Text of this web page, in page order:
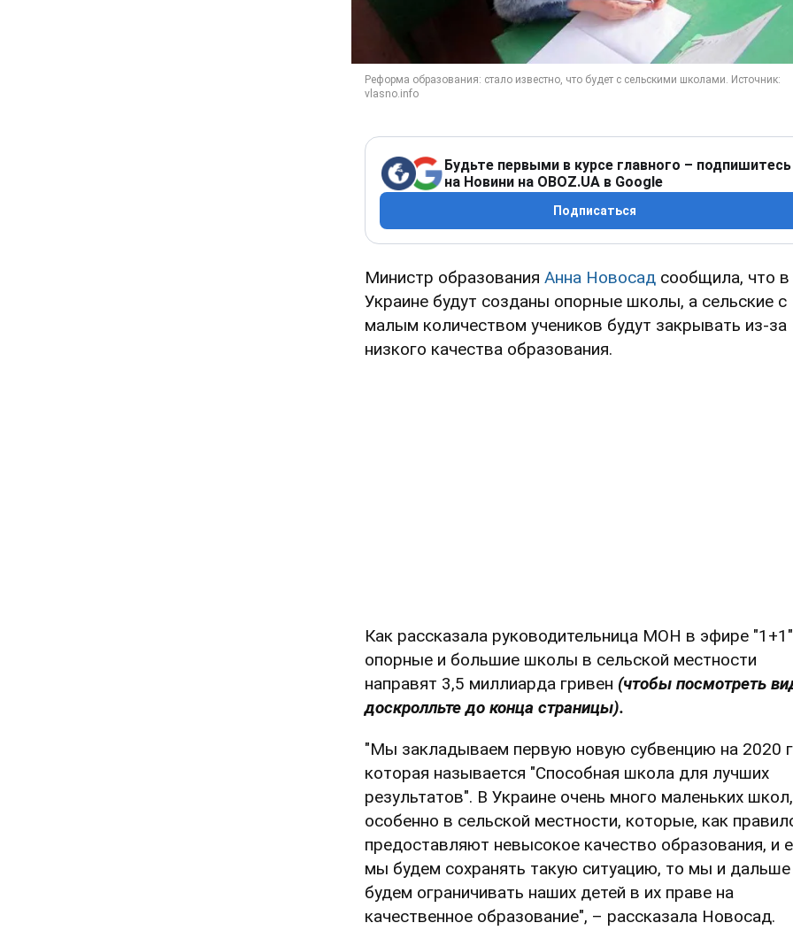
Будьте первыми в курсе главного – подпишитесь
на Новини на OBOZ.UA в Google
Подписаться
Министр образования Анна Новосад сообщила, что в
Украине будут созданы опорные школы, а сельские с
малым количеством учеников будут закрывать из-за
низкого качества образования.
Как рассказала руководительница МОН в эфире
опорные и большие школы в сельской местности
направят 3,5 миллиарда гривен (чтобы посмотреть
доскролльте до конца страницы).
"Мы закладываем первую новую субвенцию на 2020
которая называется "Способная школа для лучших
результатов". В Украине очень много маленьких школ,
особенно в сельской местности, которые, как
предоставляют невысокое качество образования, и
мы будем сохранять такую ситуацию, то мы и дальше
будем ограничивать наших детей в их праве на
качественное образование", – рассказала Новосад.